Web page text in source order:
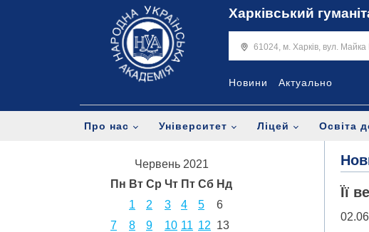
Харківський
61024, м. Харків, вул.
Новини Актуально
Про нас Університет Ліцей Освіта
Червень 2021
Пн Вт Ср Чт Пт Сб Нд
1
2 3 4 5
6
7
8 9 10 11 12 13
Її